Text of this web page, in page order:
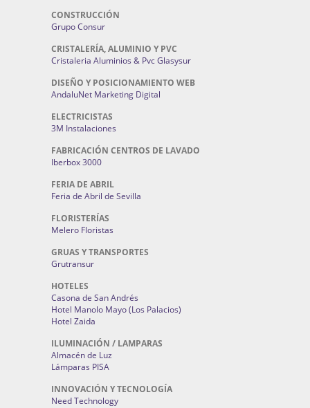
CONSTRUCCIÓN
Grupo Consur
CRISTALERÍA, ALUMINIO Y PVC
Cristaleria Aluminios & Pvc Glasysur
DISEÑO Y POSICIONAMIENTO WEB
AndaluNet Marketing Digital
ELECTRICISTAS
3M Instalaciones
FABRICACIÓN CENTROS DE LAVADO
Iberbox 3000
FERIA DE ABRIL
Feria de Abril de Sevilla
FLORISTERÍAS
Melero Floristas
GRUAS Y TRANSPORTES
Grutransur
HOTELES
Casona de San Andrés
Hotel Manolo Mayo (Los Palacios)
Hotel Zaida
ILUMINACIÓN / LAMPARAS
Almacén de Luz
Lámparas PISA
INNOVACIÓN Y TECNOLOGÍA
Need Technology